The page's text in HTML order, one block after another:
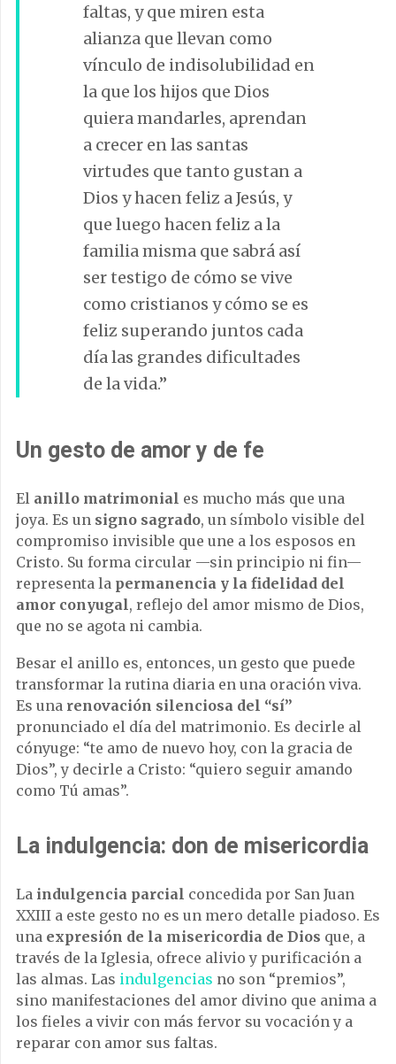
faltas, y que miren esta
alianza que llevan como
vínculo de indisolubilidad en
la que los hijos que Dios
quiera mandarles, aprendan
a crecer en las santas
virtudes que tanto gustan a
Dios y hacen feliz a Jesús, y
que luego hacen feliz a la
familia misma que sabrá así
ser testigo de cómo se vive
como cristianos y cómo se es
feliz superando juntos cada
día las grandes dificultades
de la vida.”
Un gesto de amor y de fe
El anillo matrimonial es mucho más que una
joya. Es un signo sagrado, un símbolo visible del
compromiso invisible que une a los esposos en
Cristo. Su forma circular —sin principio ni fin—
representa la permanencia y la fidelidad del
amor conyugal, reflejo del amor mismo de Dios,
que no se agota ni cambia.
Besar el anillo es, entonces, un gesto que puede
transformar la rutina diaria en una oración viva.
Es una renovación silenciosa del “sí”
pronunciado el día del matrimonio. Es decirle al
cónyuge: “te amo de nuevo hoy, con la gracia de
Dios”, y decirle a Cristo: “quiero seguir amando
como Tú amas”.
La indulgencia: don de misericordia
La indulgencia parcial concedida por San Juan
XXIII a este gesto no es un mero detalle piadoso. Es
una expresión de la misericordia de Dios que, a
través de la Iglesia, ofrece alivio y purificación a
las almas. Las indulgencias no son “premios”,
sino manifestaciones del amor divino que anima a
los fieles a vivir con más fervor su vocación y a
reparar con amor sus faltas.